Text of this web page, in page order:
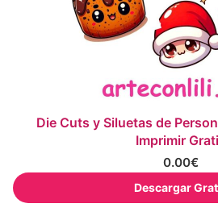
Die Cuts y Siluetas de
Imprimir
0.00€
Descargar